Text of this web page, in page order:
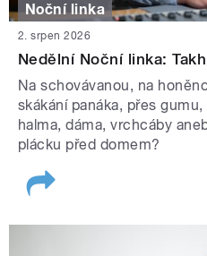
Noční linka
2. srpen 2026
Nedělní Noční linka:
Na schovávanou, na
skákání panáka, přes
halma, dáma, vrchcáby
plácku před domem?